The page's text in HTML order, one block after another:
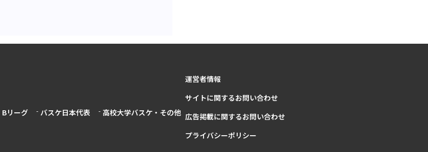
Bリーグ バスケ日本代表 高校大学バスケ・その他
運営者情報
サイトに関するお問い合わせ
広告掲載に関するお問い合わせ
プライバシーポリシー